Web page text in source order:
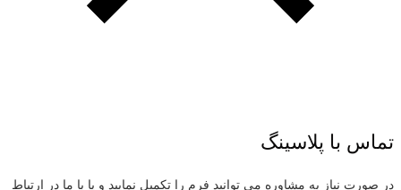
تماس با پلاسینگ
در صورت نیاز به مشاوره می توانید فرم را تکمیل نمایید و یا با ما در ارتباط